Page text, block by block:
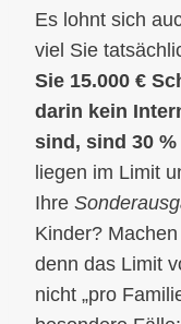
Es lohnt sich
viel Sie
Sie 15.000 €
darin kein
sind, sind 30
liegen im Limit
Ihre
Kinder?
denn das Limit
nicht „pro